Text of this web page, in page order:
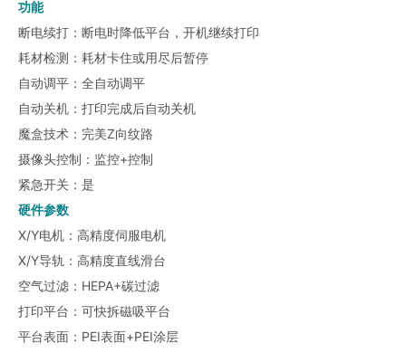
功能
断电续打：断电时降低平台，开机继续打印
耗材检测：耗材卡住或用尽后暂停
自动调平：全自动调平
自动关机：打印完成后自动关机
魔盒技术：完美Z向纹路
摄像头控制：监控+控制
紧急开关：是
硬件参数
X/Y电机：高精度伺服电机
X/Y导轨：高精度直线滑台
空气过滤：HEPA+碳过滤
打印平台：可快拆磁吸平台
平台表面：PEI表面+PEI涂层